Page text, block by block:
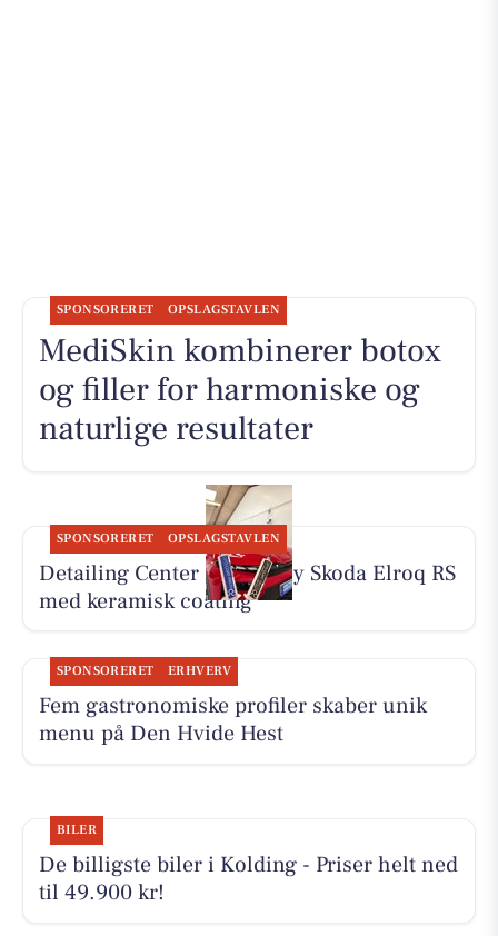
SPONSORERET OPSLAGSTAVLEN
MediSkin kombinerer botox
og filler for harmoniske og
naturlige resultater
SPONSORERET OPSLAGSTAVLEN
Detailing Center klargør ny Skoda Elroq RS
med keramisk coating
SPONSORERET ERHVERV
Fem gastronomiske profiler skaber unik
menu på Den Hvide Hest
BILER
De billigste biler i Kolding - Priser helt ned
til 49.900 kr!